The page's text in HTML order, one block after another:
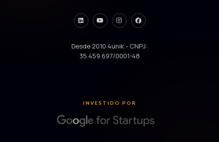
Desde 2010 4unik - CNPJ:
35.459.697/0001-48
INVESTIDO POR